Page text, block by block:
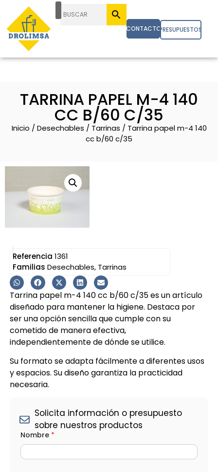
CONTACTOPRESUPUESTOS
TARRINA PAPEL M-4 140
CC B/60 C/35
Inicio / Desechables / Tarrinas / Tarrina papel m-4 140
cc b/60 c/35
Referencia 1361
Familias Desechables, Tarrinas
Tarrina papel m-4 140 cc b/60 c/35 es un artículo
diseñado para mantener la higiene. Destaca por
ser una opción sencilla que cumple con su
cometido de manera efectiva,
independientemente de dónde se utilice.
Su formato se adapta fácilmente a diferentes usos
y espacios. Su diseño garantiza la practicidad
necesaria.
Solicita información o presupuesto
sobre nuestros productos
T
e
é
Nombre *